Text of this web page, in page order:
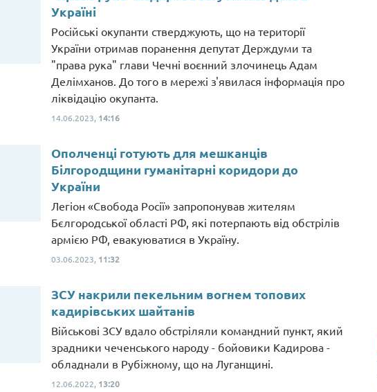
Україні
Російські окупанти стверджують, що на території
України отримав поранення депутат Держдуми та
"права рука" глави Чечні воєнний злочинець Адам
Делімханов. До того в мережі з'явилася інформація про
ліквідацію окупанта.
14.06.2023, 14:16
Ополченці готують для мешканців
Білгородщини гуманітарні коридори до
України
Легіон «Свобода Росії» запропонував жителям
Бєлгородської області РФ, які потерпають від обстрілів
армією РФ, евакуюватися в Україну.
03.06.2023, 11:32
ЗСУ накрили пекельним вогнем топових
кадирівських шайтанів
Військові ЗСУ вдало обстріляли командний пункт, який
зрадники чеченського народу - бойовики Кадирова -
обладнали в Рубіжному, що на Луганщині.
12.06.2022, 13:20